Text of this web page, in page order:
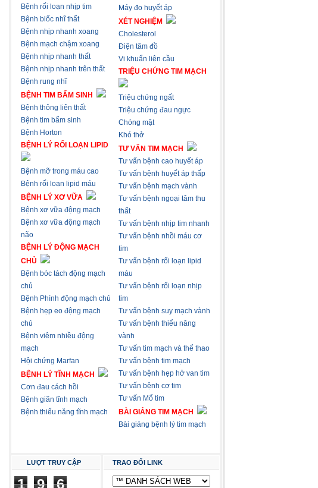
Bệnh rối loạn nhịp tim
Bệnh blốc nhĩ thất
Bệnh nhịp nhanh xoang
Bệnh mạch chậm xoang
Bệnh nhịp nhanh thất
Bệnh nhịp nhanh trên thất
Bệnh rung nhĩ
BỆNH TIM BẨM SINH
Bệnh thông liên thất
Bệnh tim bẩm sinh
Bệnh Horton
BỆNH LÝ RỐI LOẠN LIPID
Bệnh mỡ trong máu cao
Bệnh rối loạn lipid máu
BỆNH LÝ XƠ VỮA
Bệnh xơ vữa động mạch
Bệnh xơ vữa động mạch
não
BỆNH LÝ ĐỘNG MẠCH
CHỦ
Bệnh bóc tách động mạch
chủ
Bệnh Phình động mạch chủ
Bệnh hẹp eo động mạch
chủ
Bệnh viêm nhiều động
mạch
Hội chứng Marfan
BỆNH LÝ TĨNH MẠCH
Cơn đau cách hồi
Bệnh giãn tĩnh mạch
Bệnh thiểu năng tĩnh mạch
Máy đo huyết áp
XÉT NGHIỆM
Cholesterol
Điện tâm đồ
Vi khuẩn liên cầu
TRIỆU CHỨNG TIM MẠCH
Triệu chứng ngất
Triệu chứng đau ngực
Chóng mặt
Khó thở
TƯ VẤN TIM MẠCH
Tư vấn bệnh cao huyết áp
Tư vấn bệnh huyết áp thấp
Tư vấn bệnh mạch vành
Tư vấn bệnh ngoại tâm thu
thất
Tư vấn bệnh nhịp tim nhanh
Tư vấn bệnh nhồi máu cơ
tim
Tư vấn bệnh rối loạn lipid
máu
Tư vấn bệnh rối loạn nhịp
tim
Tư vấn bệnh suy mạch vành
Tư vấn bệnh thiểu năng
vành
Tư vấn tim mạch và thể thao
Tư vấn bệnh tim mạch
Tư vấn bệnh hẹp hở van tim
Tư vấn bệnh cơ tim
Tư vấn Mổ tim
BÀI GIẢNG TIM MẠCH
Bài giảng bệnh lý tim mạch
LƯỢT TRUY CẬP
1 9 6
TRAO ĐỔI LINK